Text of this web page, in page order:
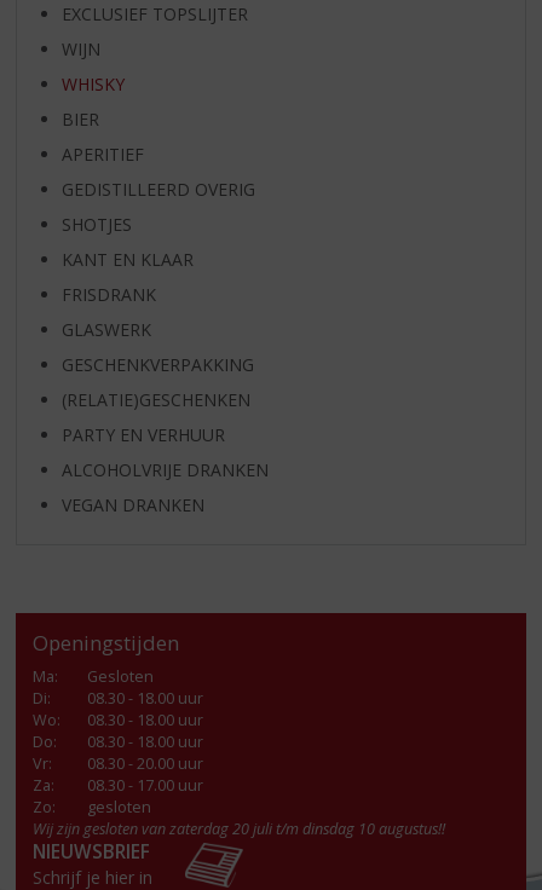
EXCLUSIEF TOPSLIJTER
WIJN
WHISKY
BIER
APERITIEF
GEDISTILLEERD OVERIG
SHOTJES
KANT EN KLAAR
FRISDRANK
GLASWERK
GESCHENKVERPAKKING
(RELATIE)GESCHENKEN
PARTY EN VERHUUR
ALCOHOLVRIJE DRANKEN
VEGAN DRANKEN
Openingstijden
Ma:
Gesloten
Di:
08.30 - 18.00 uur
Wo:
08.30 - 18.00 uur
Do:
08.30 - 18.00 uur
Vr:
08.30 - 20.00 uur
Za:
08.30 - 17.00 uur
Zo:
gesloten
Wij zijn gesloten van zaterdag 20 juli t/m dinsdag 10 augustus!!
NIEUWSBRIEF
Schrijf je hier in